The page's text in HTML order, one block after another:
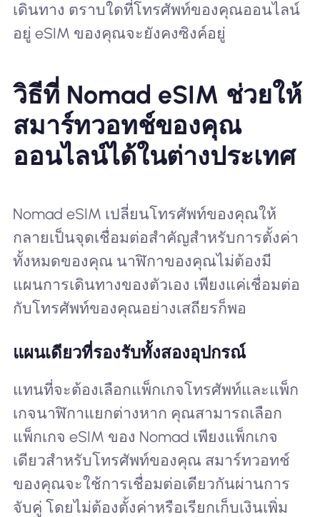
เดินทาง ตราบใดที่โทรศัพท์ของคุณออนไลน์
อยู่ eSIM ของคุณจะยังคงซิงค์อยู่
วิธีที่ Nomad eSIM ช่วยให้
สมาร์ทวอทช์ของคุณ
ออนไลน์ได้ในต่างประเทศ
Nomad eSIM เปลี่ยนโทรศัพท์ของคุณให้
กลายเป็นจุดเชื่อมต่อสำคัญสำหรับการตั้งค่า
ทั้งหมดของคุณ นาฬิกาของคุณไม่ต้องมี
แผนการเดินทางของตัวเอง เพียงแค่เชื่อมต่อ
กับโทรศัพท์ของคุณอย่างเสถียรก็พอ
แผนเดียวที่รองรับทั้งสองอุปกรณ์
แทนที่จะต้องเลือกแพ็กเกจโทรศัพท์และแพ็ก
เกจนาฬิกาแยกต่างหาก คุณสามารถเลือก
แพ็กเกจ eSIM ของ Nomad เพียงแพ็กเกจ
เดียวสำหรับโทรศัพท์ของคุณ สมาร์ทวอทช์
ของคุณจะใช้การเชื่อมต่อเดียวกันผ่านการ
จับคู่ โดยไม่ต้องตั้งค่าหรือเรียกเก็บเงินเพิ่ม